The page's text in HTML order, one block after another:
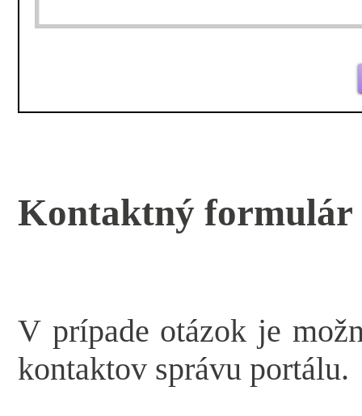
Kontaktný formulár
V prípade otázok je
kontaktov správu portálu.